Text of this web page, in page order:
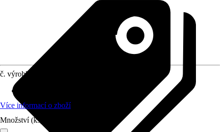
č. výrobku
Více informací o zboží
Množství (ks)